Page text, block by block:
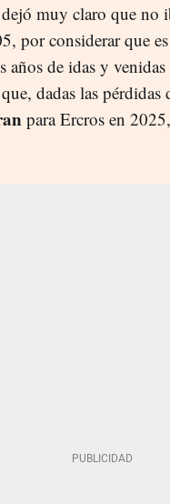
muy claro que no
por considerar que
años de idas y
dadas las pérdidas
para Ercros en